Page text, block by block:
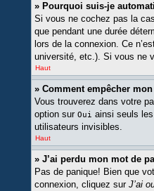
» Pourquoi suis-je
Si vous ne cochez pas la
que pendant une durée
lors de la connexion. Ce
université, etc.). Si vous ne
Haut
» Comment empêcher
Vous trouverez dans votre
option sur Oui ainsi seuls
utilisateurs invisibles.
Haut
» J’ai perdu mon mot de
Pas de panique! Bien que
connexion, cliquez sur J’ai